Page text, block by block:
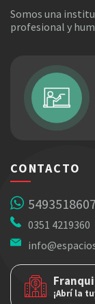
Somos una
profesional y
CONTACTO
0351 4219360
¡Abrí la